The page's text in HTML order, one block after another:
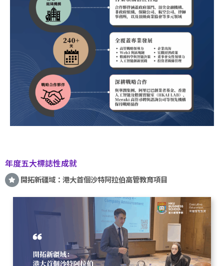
年度五大標誌性成就
開拓新疆域：港大首個沙特阿拉伯高管教育項目